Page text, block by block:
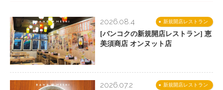
新規開店レストラン
2026.08.4
[バンコクの新規開店レストラン] 恵
美須商店 オンヌット店
新規開店レストラン
2026.07.2